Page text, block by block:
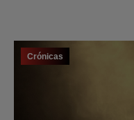
Crónicas